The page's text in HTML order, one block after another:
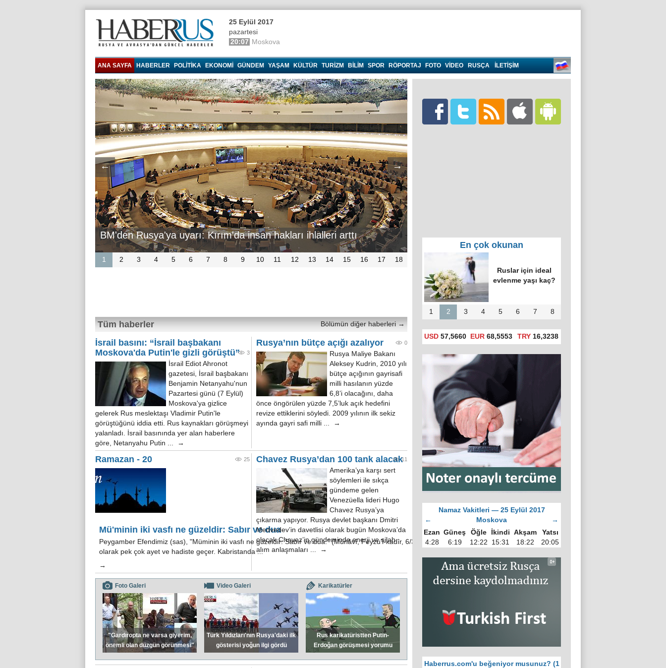
25 Eylül 2017
pazartesi
20:07 Moskova
ANA SAYFA HABERLER POLITIKA EKONOMI GÜNDEM YAŞAM KÜLTÜR TURIZM BILIM SPOR RÖPORTAJ FOTO VIDEO RUSÇA İLETİŞİM
BM'den Rusya'ya uyarı: Kırım'da insan hakları ihlalleri arttı
← →
1 2 3 4 5 6 7 8 9 10 11 12 13 14 15 16 17 18
Tüm haberler Bölümün diğer haberleri →
İsrail basını: “İsrail başbakanı
Moskova'da Putin'le gizli görüştü”
3
İsrail Ediot Ahronot
gazetesi, İsrail başbakanı
Benjamin Netanyahu'nun
Pazartesi günü (7 Eylül)
Moskova'ya gizlice
gelerek Rus meslektaşı Vladimir Putin'le
görüştüğünü iddia etti. Rus kaynakları görüşmeyi
yalanladı. İsrail basınında yer alan haberlere
göre, Netanyahu Putin ... →
Rusya’nın bütçe açığı azalıyor 0
Rusya Maliye Bakanı
Aleksey Kudrin, 2010 yılı
bütçe açığının gayrisafi
milli hasılanın yüzde
6,8’i olacağını, daha
önce öngörülen yüzde 7,5’luk açık hedefini
revize ettiklerini söyledi. 2009 yılının ilk sekiz
ayında gayri safi milli ... →
Ramazan - 20 25
Mü'minin iki vasfı ne güzeldir: Sabır ve dua
Peygamber Efendimiz (sas), "Müminin iki vasfı ne güzeldir: Sabır ve dua." (Münâvî, Feyzu'l-kadîr, 6/374.) buyurur. Sabır, müminin vasfı
olarak pek çok ayet ve hadiste geçer. Kabristanda ...
→
Chavez Rusya’dan 100 tank alacak11
Amerika’ya karşı sert
söylemleri ile sıkça
gündeme gelen
Venezüella lideri Hugo
Chavez Rusya’ya
çıkarma yapıyor. Rusya devlet başkanı Dmitri
Medvedev’in davetlisi olarak bugün Moskova’da
olacak Chavez’in gündeminde enerji ve silah
alım anlaşmaları ... →
Foto Galeri
"Gardıropta ne varsa giyerim,
önemli olan düzgün görünmesi"
Video Galeri
Türk Yıldızları'nın Rusya'daki ilk
gösterisi yoğun ilgi gördü
Karikatürler
Rus karikatüristten Putin-
Erdoğan görüşmesi yorumu
En çok okunan
Ruslar için ideal
evlenme yaşı kaç?
1 2 3 4 5 6 7 8
USD 57,5660 EUR 68,5553 TRY16,3238
Namaz Vakitleri — 25 Eylül 2017
←
Moskova
→
Ezan Güneş Öğle İkindi Akşam
Yatsı
4:28
6:19 12:22 15:31 18:22 20:05
Haberrus.com'u beğeniyor musunuz? (1